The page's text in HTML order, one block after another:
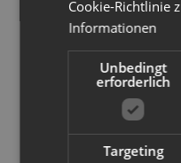
Cookie-Richtlinie
Informationen
Unbedingt
erforderlich
Targeting